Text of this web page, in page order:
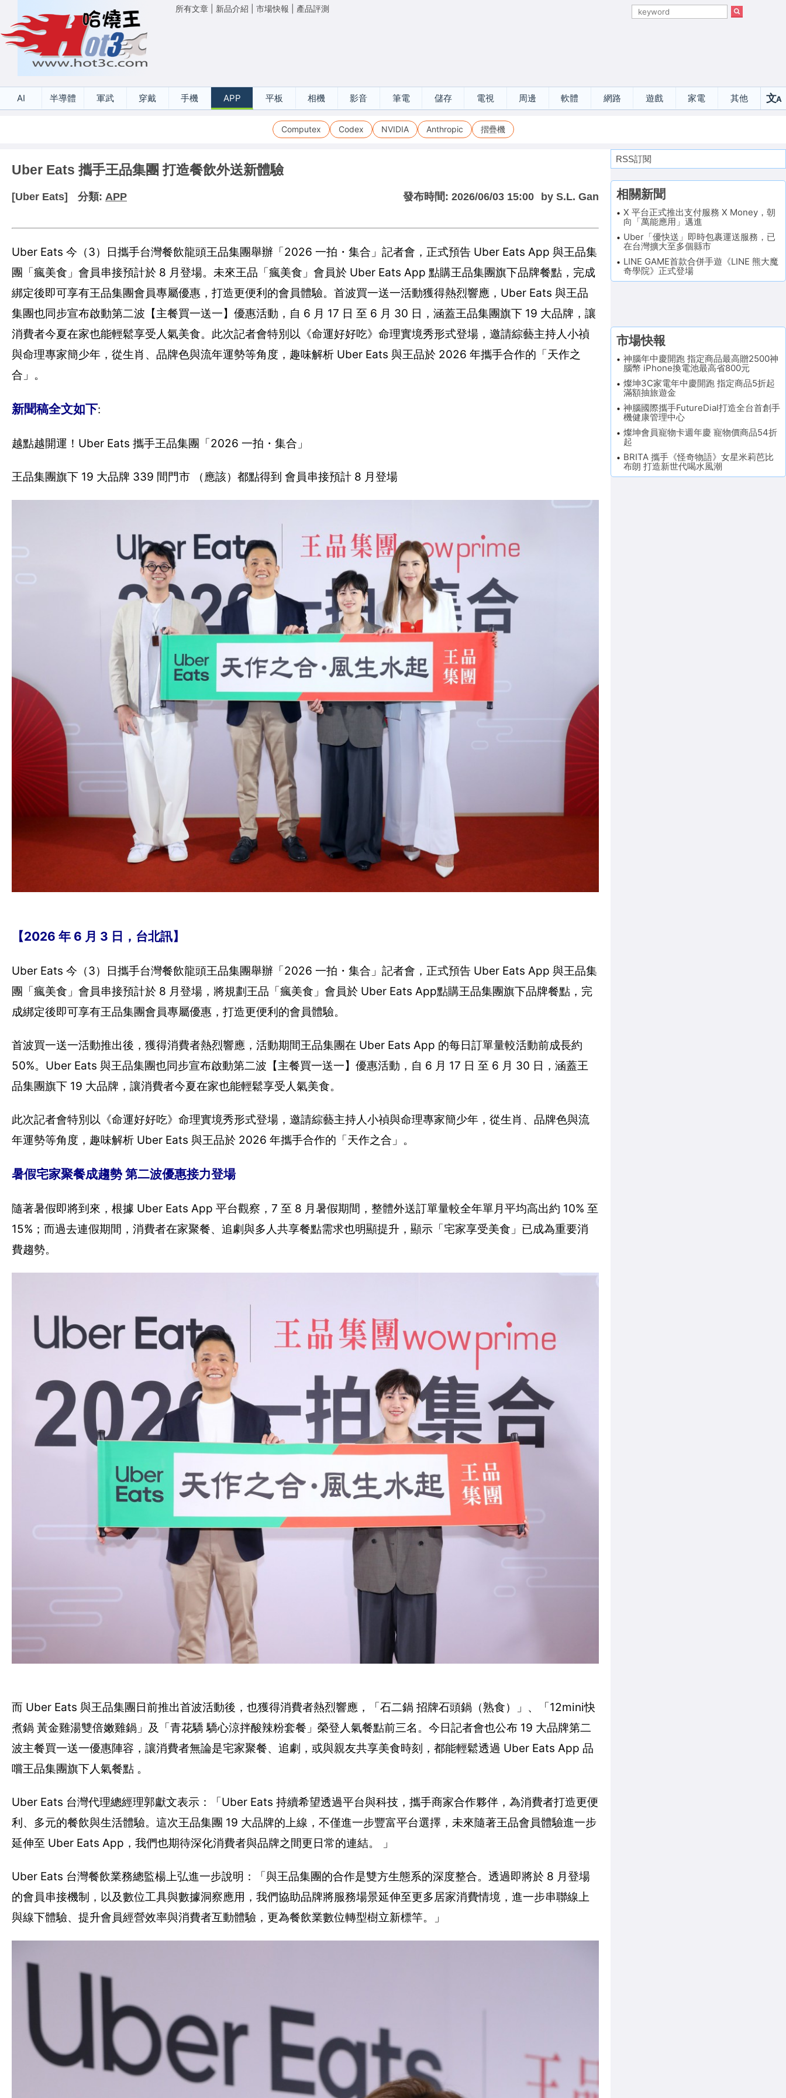
所有文章 新品介紹 市場快報 產品評測
AI 半導體 軍武 穿戴 手機 APP 平板 相機 影音 筆電 儲存 電視 周邊 軟體 網路 遊戲 家電 其他 文A
Computex Codex NVIDIA Anthropic 摺疊機
Uber Eats 攜手王品集團 打造餐飲外送新體驗
[Uber Eats] 分類: APP 發布時間: 2026/06/03 15:00 by S.L. Gan
Uber Eats 今（3）日攜手台灣餐飲龍頭王品集團舉辦「2026 一拍・集合」記者會，正式預告 Uber Eats App 與王品集
團「瘋美食」會員串接預計於 8 月登場。未來王品「瘋美食」會員於 Uber Eats App 點購王品集團旗下品牌餐點，完成
綁定後即可享有王品集團會員專屬優惠，打造更便利的會員體驗。首波買一送一活動獲得熱烈響應，Uber Eats 與王品
集團也同步宣布啟動第二波【主餐買一送一】優惠活動，自 6 月 17 日 至 6 月 30 日，涵蓋王品集團旗下 19 大品牌，讓
消費者今夏在家也能輕鬆享受人氣美食。此次記者會特別以《命運好好吃》命理實境秀形式登場，邀請綜藝主持人小禎
與命理專家簡少年，從生肖、品牌色與流年運勢等角度，趣味解析 Uber Eats 與王品於 2026 年攜手合作的「天作之
合」。
新聞稿全文如下:
越點越開運！Uber Eats 攜手王品集團「2026 一拍・集合」
王品集團旗下 19 大品牌 339 間門市 （應該）都點得到 會員串接預計 8 月登場
【2026 年 6 月 3 日，台北訊】
Uber Eats 今（3）日攜手台灣餐飲龍頭王品集團舉辦「2026 一拍・集合」記者會，正式預告 Uber Eats App 與王品集
團「瘋美食」會員串接預計於 8 月登場，將規劃王品「瘋美食」會員於 Uber Eats App點購王品集團旗下品牌餐點，完
成綁定後即可享有王品集團會員專屬優惠，打造更便利的會員體驗。
首波買一送一活動推出後，獲得消費者熱烈響應，活動期間王品集團在 Uber Eats App 的每日訂單量較活動前成長約
50%。Uber Eats 與王品集團也同步宣布啟動第二波【主餐買一送一】優惠活動，自 6 月 17 日 至 6 月 30 日，涵蓋王
品集團旗下 19 大品牌，讓消費者今夏在家也能輕鬆享受人氣美食。
此次記者會特別以《命運好好吃》命理實境秀形式登場，邀請綜藝主持人小禎與命理專家簡少年，從生肖、品牌色與流
年運勢等角度，趣味解析 Uber Eats 與王品於 2026 年攜手合作的「天作之合」。
暑假宅家聚餐成趨勢 第二波優惠接力登場
隨著暑假即將到來，根據 Uber Eats App 平台觀察，7 至 8 月暑假期間，整體外送訂單量較全年單月平均高出約 10% 至
15%；而過去連假期間，消費者在家聚餐、追劇與多人共享餐點需求也明顯提升，顯示「宅家享受美食」已成為重要消
費趨勢。
而 Uber Eats 與王品集團日前推出首波活動後，也獲得消費者熱烈響應，「石二鍋 招牌石頭鍋（熟食）」、「12mini快
煮鍋 黃金雞湯雙倍嫩雞鍋」及「青花驕 驕心涼拌酸辣粉套餐」榮登人氣餐點前三名。今日記者會也公布 19 大品牌第二
波主餐買一送一優惠陣容，讓消費者無論是宅家聚餐、追劇，或與親友共享美食時刻，都能輕鬆透過 Uber Eats App 品
嚐王品集團旗下人氣餐點 。
Uber Eats 台灣代理總經理郭獻文表示：「Uber Eats 持續希望透過平台與科技，攜手商家合作夥伴，為消費者打造更便
利、多元的餐飲與生活體驗。這次王品集團 19 大品牌的上線，不僅進一步豐富平台選擇，未來隨著王品會員體驗進一步
延伸至 Uber Eats App，我們也期待深化消費者與品牌之間更日常的連結。 」
Uber Eats 台灣餐飲業務總監楊上弘進一步說明：「與王品集團的合作是雙方生態系的深度整合。透過即將於 8 月登場
的會員串接機制，以及數位工具與數據洞察應用，我們協助品牌將服務場景延伸至更多居家消費情境，進一步串聯線上
與線下體驗、提升會員經營效率與消費者互動體驗，更為餐飲業數位轉型樹立新標竿。」
RSS訂閱
相關新聞
X 平台正式推出支付服務 X Money，朝
向「萬能應用」邁進
Uber「優快送」即時包裹運送服務，已
在台灣擴大至多個縣市
LINE GAME首款合併手遊《LINE 熊大魔
奇學院》正式登場
市場快報
神腦年中慶開跑 指定商品最高贈2500神
腦幣 iPhone換電池最高省800元
燦坤3C家電年中慶開跑 指定商品5折起
滿額抽旅遊金
神腦國際攜手FutureDial打造全台首創手
機健康管理中心
燦坤會員寵物卡週年慶 寵物價商品54折
起
BRITA 攜手《怪奇物語》女星米莉芭比
布朗 打造新世代喝水風潮